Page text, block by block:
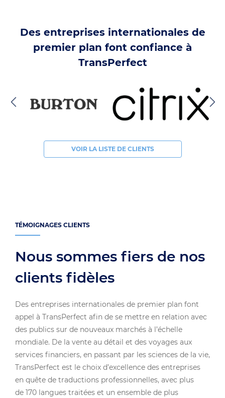
Des entreprises internationales de
premier plan font confiance à
TransPerfect
VOIR LA LISTE DE CLIENTS
TÉMOIGNAGES CLIENTS
Nous sommes fiers de nos
clients fidèles
Des entreprises internationales de premier plan font
appel à TransPerfect afin de se mettre en relation avec
des publics sur de nouveaux marchés à l’échelle
mondiale. De la vente au détail et des voyages aux
services financiers, en passant par les sciences de la vie,
TransPerfect est le choix d’excellence des entreprises
en quête de traductions professionnelles, avec plus
de 170 langues traitées et un ensemble de plus